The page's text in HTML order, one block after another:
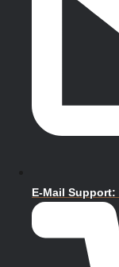
E-Mail Support: